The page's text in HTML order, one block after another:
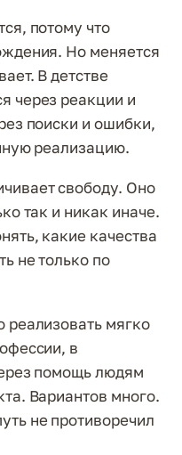
потому что
Но меняется
В детстве
через реакции и
поиски и ошибки,
реализацию.
свободу. Оно
так и никак иначе.
какие качества
не только по
мягко
в
помощь людям
Вариантов много.
не противоречил